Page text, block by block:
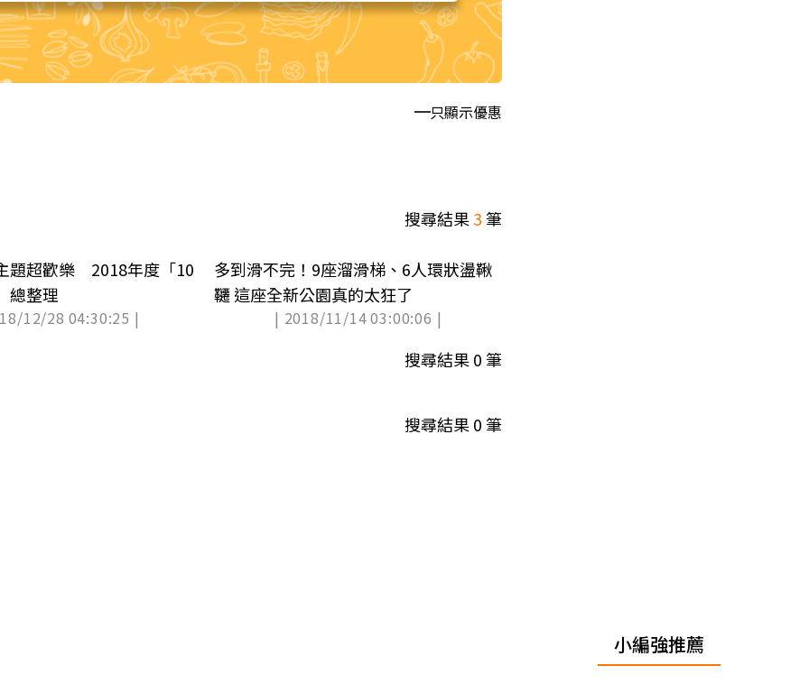
只顯示優惠
搜尋結果3筆
題超歡樂 2018年度「10
總整理
12/28 04:30:25 |
多到滑不完！9座溜滑梯、6人環狀盪鞦
韆 這座全新公園真的太狂了
| 2018/11/14 03:00:06 |
搜尋結果0筆
搜尋結果0筆
小編強推薦